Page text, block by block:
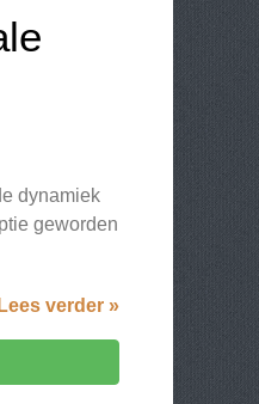
dynamiek
geworden
Lees verder »